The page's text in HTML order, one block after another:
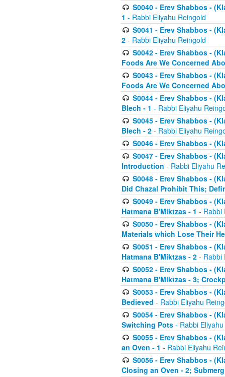
S0040 - Erev Shabbos -
1 - Rabbi Eliyahu Reingold
S0041 - Erev Shabbos -
2 - Rabbi Eliyahu Reingold
S0042 - Erev Shabbos -
Foods Are We Concerned
S0043 - Erev Shabbos -
Foods Are We Concerned
S0044 - Erev Shabbos -
Blech - 1 - Rabbi Eliyahu
S0045 - Erev Shabbos -
Blech - 2 - Rabbi Eliyahu
S0046 - Erev Shabbos -
S0047 - Erev Shabbos -
Introduction - Rabbi Eliyahu
S0048 - Erev Shabbos -
Did Chazal Prohibit This;
S0049 - Erev Shabbos -
Hatmana B'Miktzas - 1 - Rabbi
S0050 - Erev Shabbos -
Materials which Lose Their
S0051 - Erev Shabbos -
Hatmana B'Miktzas - 2 - Rabbi
S0052 - Erev Shabbos -
Hatmana B'Miktzas - 3;
S0053 - Erev Shabbos -
Bedieved - Rabbi Eliyahu
S0054 - Erev Shabbos -
Switching Pots - Rabbi
S0055 - Erev Shabbos -
an Oven - 1 - Rabbi Eliyahu
S0056 - Erev Shabbos -
Closing an Oven - 2;